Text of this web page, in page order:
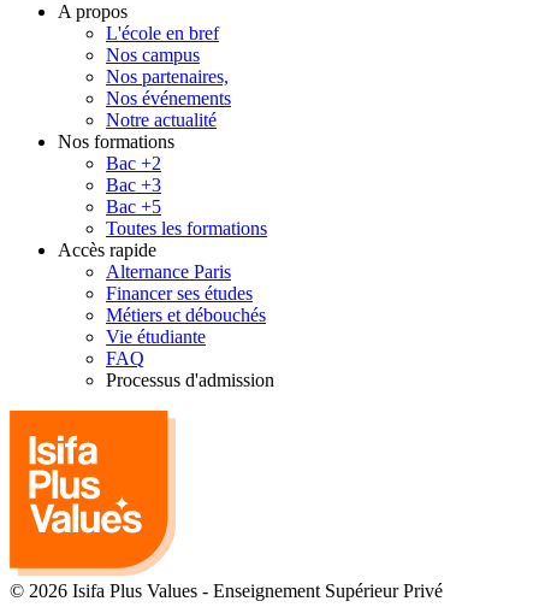
A propos
L'école en bref
Nos campus
Nos partenaires,
Nos événements
Notre actualité
Nos formations
Bac +2
Bac +3
Bac +5
Toutes les formations
Accès rapide
Alternance Paris
Financer ses études
Métiers et débouchés
Vie étudiante
FAQ
Processus d'admission
© 2026 Isifa Plus Values - Enseignement Supérieur Privé